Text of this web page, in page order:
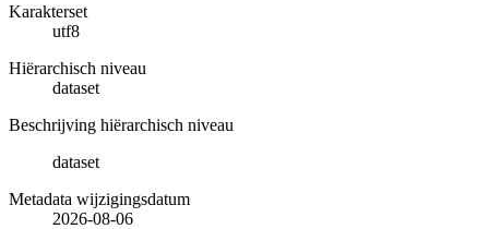
Karakterset
utf8
Hiërarchisch niveau
dataset
Beschrijving hiërarchisch niveau
dataset
Metadata wijzigingsdatum
2026-08-06